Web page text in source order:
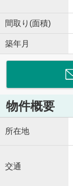
間取り(面積)
築年月
物件概要
所在地
交通